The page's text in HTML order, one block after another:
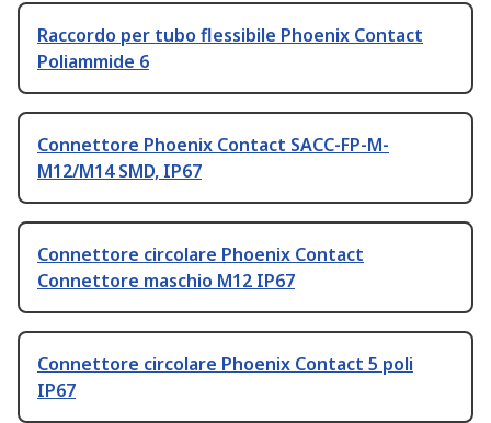
Raccordo per tubo flessibile Phoenix Contact
Poliammide 6
Connettore Phoenix Contact SACC-FP-M-
M12/M14 SMD, IP67
Connettore circolare Phoenix Contact
Connettore maschio M12 IP67
Connettore circolare Phoenix Contact 5 poli
IP67